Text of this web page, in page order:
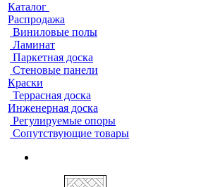
Каталог
Распродажа
Виниловые полы
Ламинат
Паркетная доска
Стеновые панели
Краски
Террасная доска
Инженерная доска
Регулируемые опоры
Сопутствующие товары